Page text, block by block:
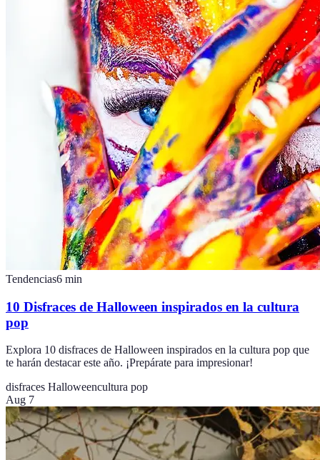
Tendencias6 min
10 Disfraces de Halloween inspirados en la cultura
pop
Explora 10 disfraces de Halloween inspirados en la cultura pop que
te harán destacar este año. ¡Prepárate para impresionar!
disfraces Halloweencultura pop
Aug 7